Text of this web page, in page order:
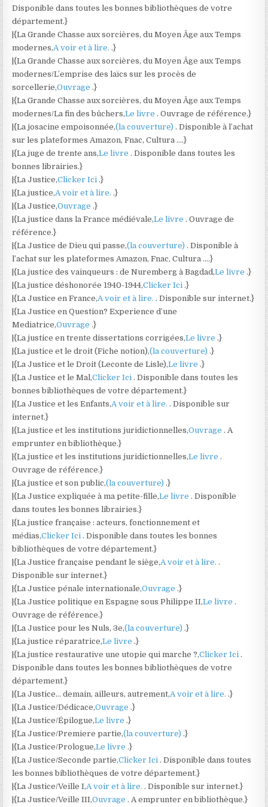
Disponible dans toutes les bonnes bibliothèques de votre
département.}
|{La Grande Chasse aux sorcières, du Moyen Âge aux Temps
modernes,A voir et à lire..}
|{La Grande Chasse aux sorcières, du Moyen Âge aux Temps
modernes/L’emprise des laïcs sur les procès de
sorcellerie,Ouvrage.}
|{La Grande Chasse aux sorcières, du Moyen Âge aux Temps
modernes/La fin des bûchers,Le livre. Ouvrage de référence.}
|{La josacine empoisonnée,(la couverture). Disponible à l’achat
sur les plateformes Amazon, Fnac, Cultura ….}
|{La juge de trente ans,Le livre. Disponible dans toutes les
bonnes librairies.}
|{La Justice,Clicker Ici.}
|{La justice,A voir et à lire..}
|{La Justice,Ouvrage.}
|{La justice dans la France médiévale,Le livre. Ouvrage de
référence.}
|{La Justice de Dieu qui passe,(la couverture). Disponible à
l’achat sur les plateformes Amazon, Fnac, Cultura ….}
|{La justice des vainqueurs : de Nuremberg à Bagdad,Le livre.}
|{La justice déshonorée 1940-1944,Clicker Ici.}
|{La Justice en France,A voir et à lire.. Disponible sur internet.}
|{La Justice en Question? Experience d’une
Mediatrice,Ouvrage.}
|{La justice en trente dissertations corrigées,Le livre.}
|{La justice et le droit (Fiche notion),(la couverture).}
|{La Justice et le Droit (Leconte de Lisle),Le livre.}
|{La Justice et le Mal,Clicker Ici. Disponible dans toutes les
bonnes bibliothèques de votre département.}
|{La Justice et les Enfants,A voir et à lire.. Disponible sur
internet.}
|{La justice et les institutions juridictionnelles,Ouvrage. A
emprunter en bibliothèque.}
|{La justice et les institutions juridictionnelles,Le livre.
Ouvrage de référence.}
|{La justice et son public,(la couverture).}
|{La Justice expliquée à ma petite-fille,Le livre. Disponible
dans toutes les bonnes librairies.}
|{La justice française : acteurs, fonctionnement et
médias,Clicker Ici. Disponible dans toutes les bonnes
bibliothèques de votre département.}
|{La Justice française pendant le siège,A voir et à lire..
Disponible sur internet.}
|{La Justice pénale internationale,Ouvrage.}
|{La Justice politique en Espagne sous Philippe II,Le livre.
Ouvrage de référence.}
|{La Justice pour les Nuls, 3e,(la couverture).}
|{La justice réparatrice,Le livre.}
|{La justice restaurative une utopie qui marche ?,Clicker Ici.
Disponible dans toutes les bonnes bibliothèques de votre
département.}
|{La Justice… demain, ailleurs, autrement,A voir et à lire..}
|{La Justice/Dédicace,Ouvrage.}
|{La Justice/Épilogue,Le livre.}
|{La Justice/Premiere partie,(la couverture).}
|{La Justice/Prologue,Le livre.}
|{La Justice/Seconde partie,Clicker Ici. Disponible dans toutes
les bonnes bibliothèques de votre département.}
|{La Justice/Veille I,A voir et à lire.. Disponible sur internet.}
|{La Justice/Veille III,Ouvrage. A emprunter en bibliothèque.}